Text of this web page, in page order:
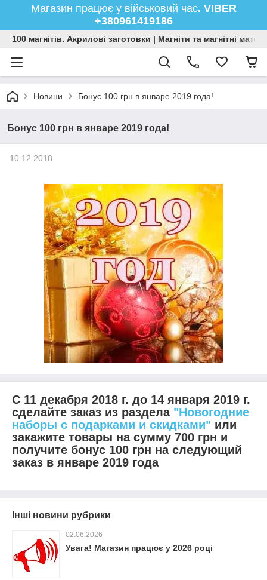
Магазин працює у військовий час. VIBER
+380961419186
100 магнітів. Акрилові заготовки | Магніти та магнітні
Новини Бонус 100 грн в январе 2019 года!
Бонус 100 грн в январе 2019 года!
10.12.2018
С 11 декабря 2018 г. до 14 января 2019 г.
сделайте заказ из раздела "Новогодние
наборы с подарками и скидками" или
закажите товары на сумму 700 грн и
получите бонус 100 грн на следующий
заказ в январе 2019 года
Інші новини рубрики
02.06.2026
Увага! Магазин працює у 2026 році